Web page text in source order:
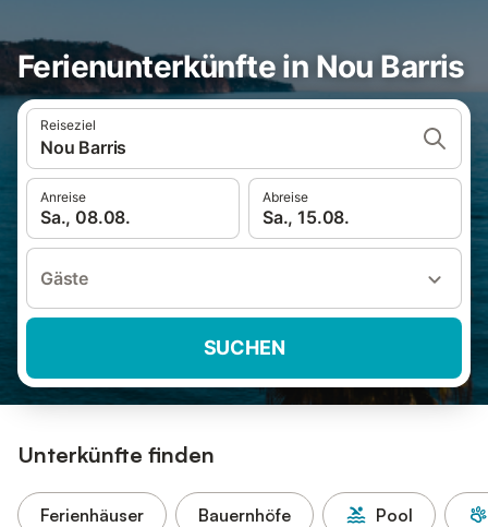
Ferienunterkünfte in Nou Barris
Reiseziel
Nou Barris
Anreise
Sa., 08.08.
Abreise
Sa., 15.08.
Gäste
SUCHEN
Unterkünfte finden
Ferienhäuser Bauernhöfe Pool